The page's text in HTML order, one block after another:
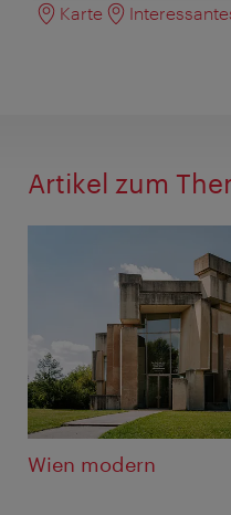
Karte
Artikel zum
Wien modern